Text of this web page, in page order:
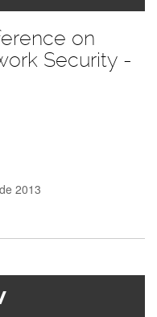
on
Security -
2013